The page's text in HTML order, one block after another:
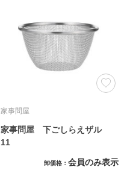
家事問屋
家事問屋 下ごしらえザル
11
卸価格 会員のみ表示